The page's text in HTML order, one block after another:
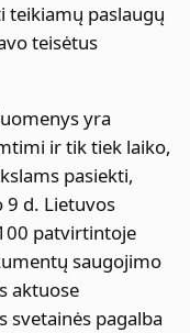
teikiamų paslaugų
teisėtus
yra
ir tik tiek laiko,
pasiekti,
9 d. Lietuvos
patvirtintoje
saugojimo
aktuose
pagalba